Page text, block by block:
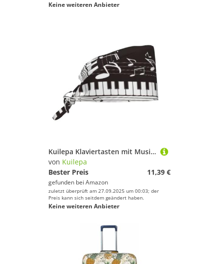
Keine weiteren Anbieter
Kuilepa Klaviertasten mit Musiknoten-Druck, Arbeitskappen mit Schweißband, verstellbare Arbeitsmütze, elastische Scheuermütze, Krankenschwestermütze, Krankenschwestermütze
von Kuilepa
Bester Preis
11,39 €
gefunden bei Amazon
zuletzt überprüft am 27.09.2025 um 00:03; der
Preis kann sich seitdem geändert haben.
Keine weiteren Anbieter